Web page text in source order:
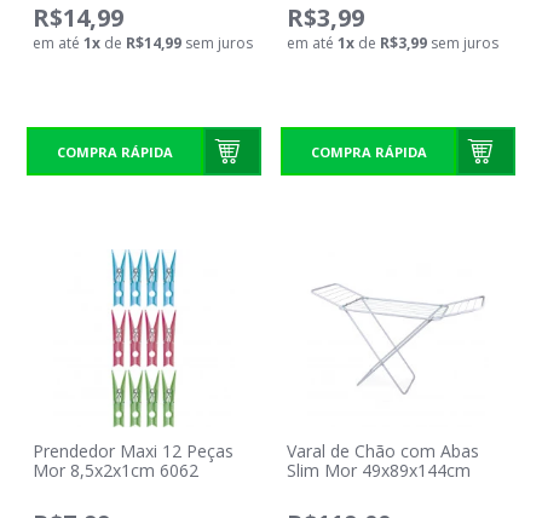
R$14,99
em até1x de R$14,99 sem juros
COMPRA RÁPIDA
R$3,99
em até1x de R$3,99 sem juros
COMPRA RÁPIDA
Prendedor Maxi 12 Peças
Mor 8,5x2x1cm 6062
Varal de Chão com Abas
Slim Mor 49x89x144cm